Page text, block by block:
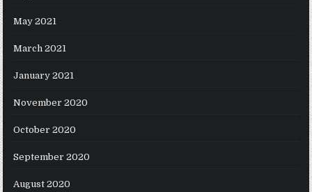
May 2021
March 2021
January 2021
November 2020
October 2020
September 2020
August 2020